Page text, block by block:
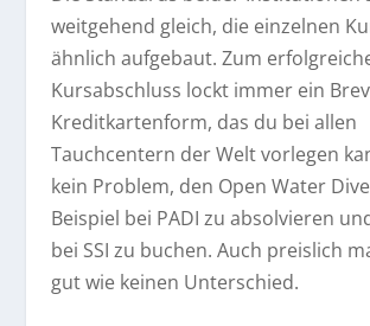
weitgehend gleich, die einzelnen
ähnlich aufgebaut. Zum
Kursabschluss lockt immer ein
Kreditkartenform, das du bei allen
Tauchcentern der Welt vorlegen
kein Problem, den Open Water
Beispiel bei PADI zu absolvieren
bei SSI zu buchen. Auch preislich
gut wie keinen Unterschied.